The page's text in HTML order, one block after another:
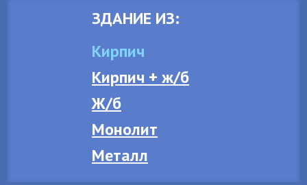
ЗДАНИЕ ИЗ:
Кирпич
Кирпич + ж/б
Ж/б
Монолит
Металл